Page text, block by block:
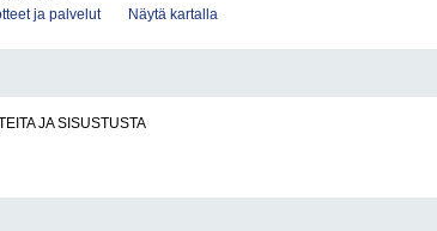
ja palvelut Näytä kartalla
JA SISUSTUSTA